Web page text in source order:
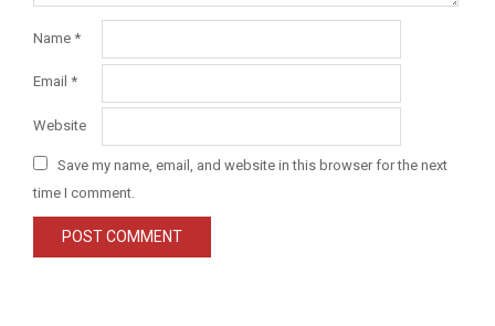
Name *
Email *
Website
Save my name, email, and website in this browser for the next
time I comment.